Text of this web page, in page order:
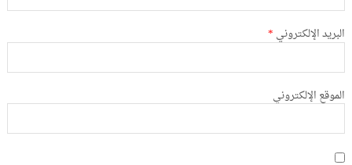
البريد الإلكتروني *
الموقع الإلكتروني